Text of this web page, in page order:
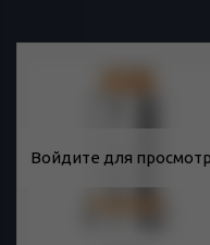
Войдите для